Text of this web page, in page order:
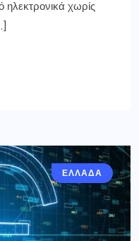
ηλεκτρονικά χωρίς
ΕΛΛΑΔΑ